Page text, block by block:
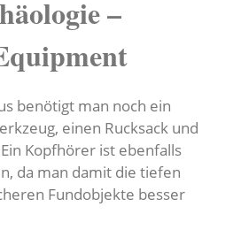
–
benötigt man noch ein
einen Rucksack und
Kopfhörer ist ebenfalls
da man damit die tiefen
Fundobjekte besser